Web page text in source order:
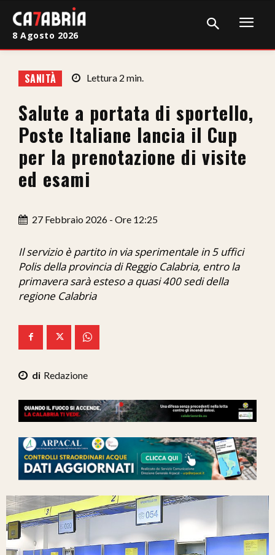
Cronaca
Giudiziaria
Politica
Sport
Sanità
Economia
Ita-Mondo
We Calabria
8 Agosto 2026
SANITÀ Lettura 2 min.
Salute a portata di sportello,
Poste Italiane lancia il Cup
per la prenotazione di visite
ed esami
27 Febbraio 2026 - Ore 12:25
Il servizio è partito in via sperimentale in 5 uffici
Polis della provincia di Reggio Calabria, entro la
primavera sarà esteso a quasi 400 sedi della
regione Calabria
Redazione